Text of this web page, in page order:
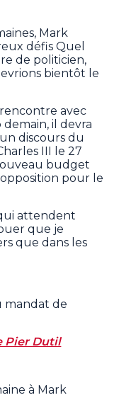
Mark
défis Quel
de politicien,
bientôt le
avec
demain, il devra
discours du
III le 27
budget
pour le
attendent
que je
que dans les
mandat de
Pier Dutil
à Mark